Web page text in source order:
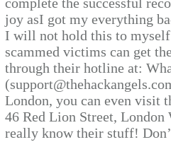
joy asI got my everything
I will not hold this to
scammed victims can get
through their hotline at:
London, you can even visit
46 Red Lion Street, London
really know their stuff!